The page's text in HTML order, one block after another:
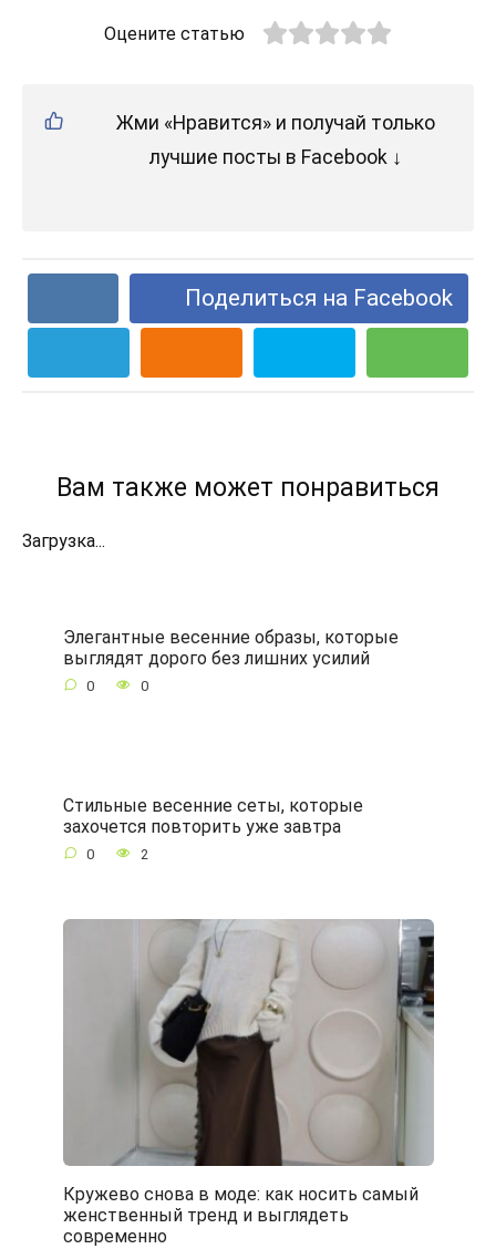
Оцените статью
Жми «Нравится» и получай только
лучшие посты в Facebook ↓
Поделиться на Facebook
Вам также может понравиться
Загрузка...
Элегантные весенние образы, которые
выглядят дорого без лишних усилий
0 0
Стильные весенние сеты, которые
захочется повторить уже завтра
0 2
Кружево снова в моде: как носить самый
женственный тренд и выглядеть
современно